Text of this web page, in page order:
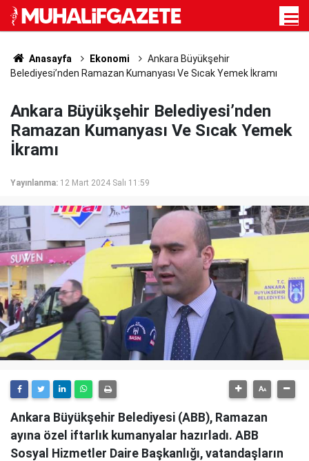
Anasayfa Ekonomi
Ankara Büyükşehir
Belediyesi’nden Ramazan Kumanyası Ve Sıcak Yemek İkramı
Ankara Büyükşehir Belediyesi’nden
Ramazan Kumanyası Ve Sıcak Yemek
İkramı
Yayınlanma: 12 Mart 2024 Salı 11:59
Ankara Büyükşehir Belediyesi (ABB), Ramazan
ayına özel iftarlık kumanyalar hazırladı. ABB
Sosyal Hizmetler Daire Başkanlığı, vatandaşların